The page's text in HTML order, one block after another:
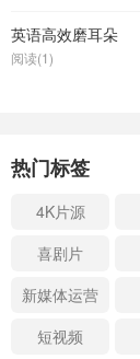
英语高效磨耳朵
阅读(1)
热门标签
4K片源
喜剧片
新媒体运营
短视频